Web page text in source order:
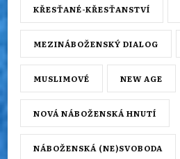
KŘESŤANÉ-KŘESŤANSTVÍ
MEZINÁBOŽENSKÝ DIALOG
MUSLIMOVÉ NEW AGE
NOVÁ NÁBOŽENSKÁ HNUTÍ
NÁBOŽENSKÁ (NE)SVOBODA